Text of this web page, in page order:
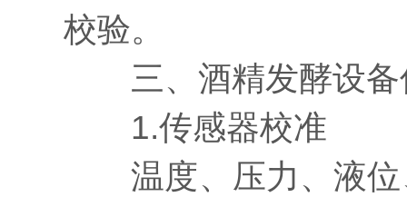
校验。
三、酒精发酵设备
1.传感器校准
温度、压力、液位